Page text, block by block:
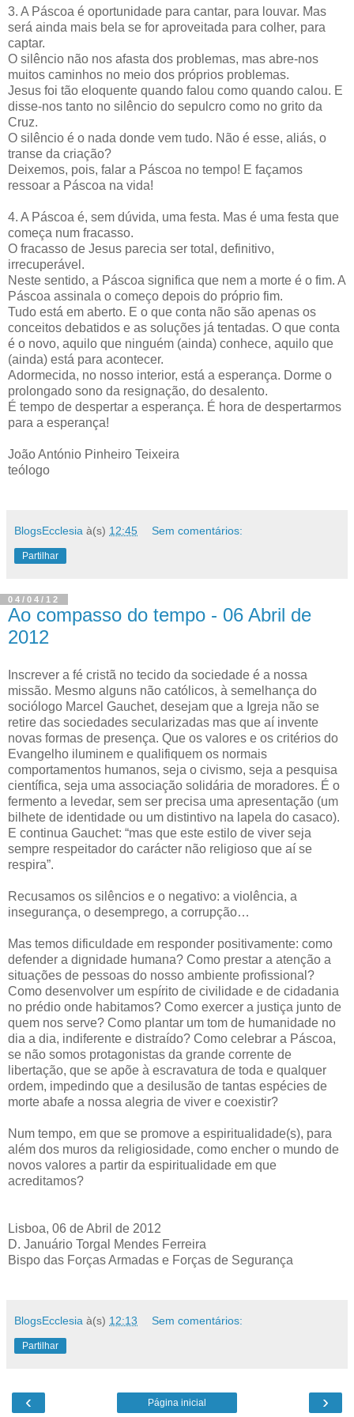
3. A Páscoa é oportunidade para cantar, para louvar. Mas
será ainda mais bela se for aproveitada para colher, para
captar.
O silêncio não nos afasta dos problemas, mas abre-nos
muitos caminhos no meio dos próprios problemas.
Jesus foi tão eloquente quando falou como quando calou. E
disse-nos tanto no silêncio do sepulcro como no grito da
Cruz.
O silêncio é o nada donde vem tudo. Não é esse, aliás, o
transe da criação?
Deixemos, pois, falar a Páscoa no tempo! E façamos
ressoar a Páscoa na vida!
4. A Páscoa é, sem dúvida, uma festa. Mas é uma festa que
começa num fracasso.
O fracasso de Jesus parecia ser total, definitivo,
irrecuperável.
Neste sentido, a Páscoa significa que nem a morte é o fim. A
Páscoa assinala o começo depois do próprio fim.
Tudo está em aberto. E o que conta não são apenas os
conceitos debatidos e as soluções já tentadas. O que conta
é o novo, aquilo que ninguém (ainda) conhece, aquilo que
(ainda) está para acontecer.
Adormecida, no nosso interior, está a esperança. Dorme o
prolongado sono da resignação, do desalento.
É tempo de despertar a esperança. É hora de despertarmos
para a esperança!
João António Pinheiro Teixeira
teólogo
BlogsEcclesia à(s) 12:45 Sem comentários:
Partilhar
04/04/12
Ao compasso do tempo - 06 Abril de
2012
Inscrever a fé cristã no tecido da sociedade é a nossa
missão. Mesmo alguns não católicos, à semelhança do
sociólogo Marcel Gauchet, desejam que a Igreja não se
retire das sociedades secularizadas mas que aí invente
novas formas de presença. Que os valores e os critérios do
Evangelho iluminem e qualifiquem os normais
comportamentos humanos, seja o civismo, seja a pesquisa
científica, seja uma associação solidária de moradores. É o
fermento a levedar, sem ser precisa uma apresentação (um
bilhete de identidade ou um distintivo na lapela do casaco).
E continua Gauchet: “mas que este estilo de viver seja
sempre respeitador do carácter não religioso que aí se
respira”.
Recusamos os silêncios e o negativo: a violência, a
insegurança, o desemprego, a corrupção…
Mas temos dificuldade em responder positivamente: como
defender a dignidade humana? Como prestar a atenção a
situações de pessoas do nosso ambiente profissional?
Como desenvolver um espírito de civilidade e de cidadania
no prédio onde habitamos? Como exercer a justiça junto de
quem nos serve? Como plantar um tom de humanidade no
dia a dia, indiferente e distraído? Como celebrar a Páscoa,
se não somos protagonistas da grande corrente de
libertação, que se apõe à escravatura de toda e qualquer
ordem, impedindo que a desilusão de tantas espécies de
morte abafe a nossa alegria de viver e coexistir?
Num tempo, em que se promove a espiritualidade(s), para
além dos muros da religiosidade, como encher o mundo de
novos valores a partir da espiritualidade em que
acreditamos?
Lisboa, 06 de Abril de 2012
D. Januário Torgal Mendes Ferreira
Bispo das Forças Armadas e Forças de Segurança
BlogsEcclesia à(s) 12:13 Sem comentários:
Partilhar
‹ ›
Página inicial